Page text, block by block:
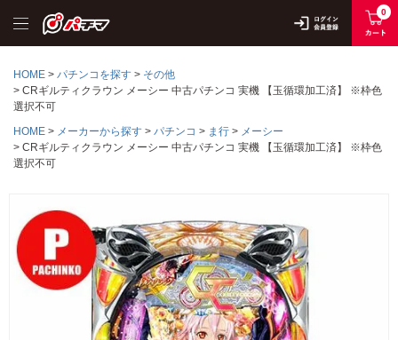
0
HOME パチンコを探す
その他
CRギルティクラウン メーシー 中古パチンコ 実機 【玉循環加工済】 ※枠色
選択不可
HOME
メーカーから探す パチンコ ま行
メーシー
CRギルティクラウン メーシー 中古パチンコ 実機 【玉循環加工済】 ※枠色
選択不可